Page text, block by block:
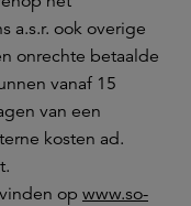
a.s.r. ook overige
onrechte betaalde
vanaf 15
van een
kosten ad.
op www.so-